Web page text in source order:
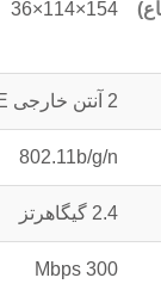
154×114×36
2 آنتن خارجی 4G LTE قابل جدا شدن
802.11b/g/n
2.4 گیگاهرتز
300 Mbps